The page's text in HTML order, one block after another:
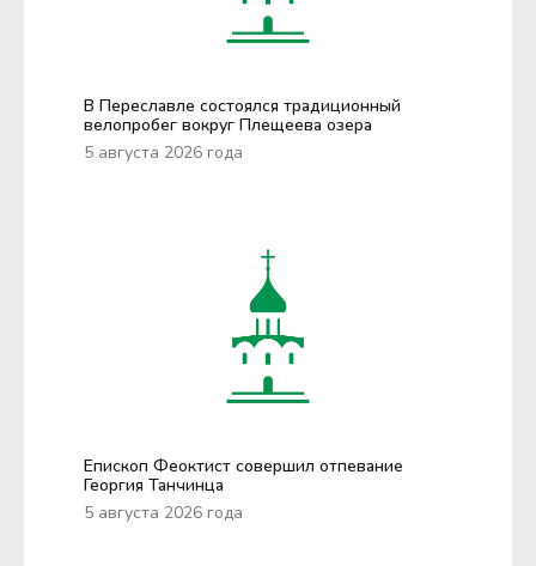
В Переславле состоялся традиционный
велопробег вокруг Плещеева озера
5 августа 2026 года
Епископ Феоктист совершил отпевание
Георгия Танчинца
5 августа 2026 года